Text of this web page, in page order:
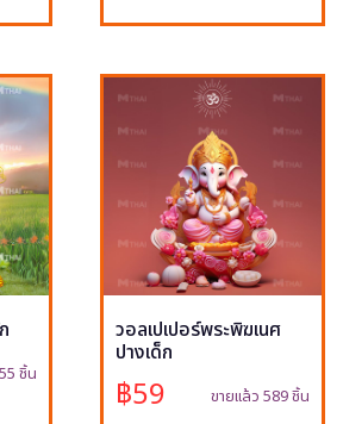
ชิ้น
วอลเปเปอร์พระพิฆเนศ
ปางเด็ก
฿59 ขายแล้ว 589 ชิ้น